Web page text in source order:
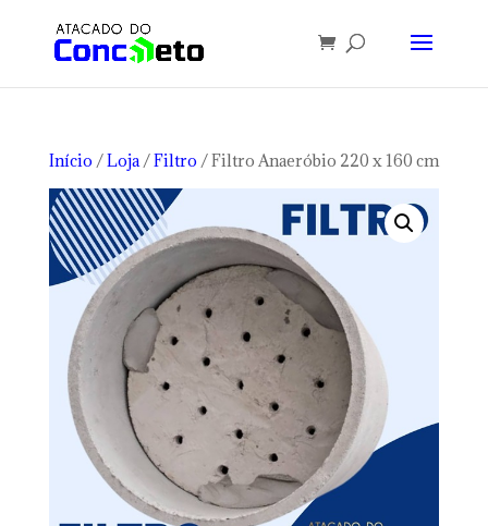
Início /Loja/Filtro / Filtro Anaeróbio 220 x 160 cm